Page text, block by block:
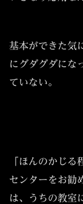
基本ができた気
にグダグダにな
ていない。
「ほんのかじ
センターをお勧
は、うちの教室